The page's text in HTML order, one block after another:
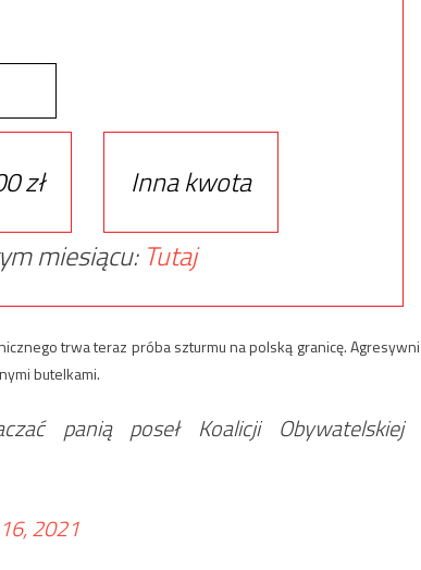
zł
Inna kwota
miesiącu: Tutaj
trwa teraz próba szturmu na polską granicę. Agresywni
butelkami.
panią poseł Koalicji Obywatelskiej
2021